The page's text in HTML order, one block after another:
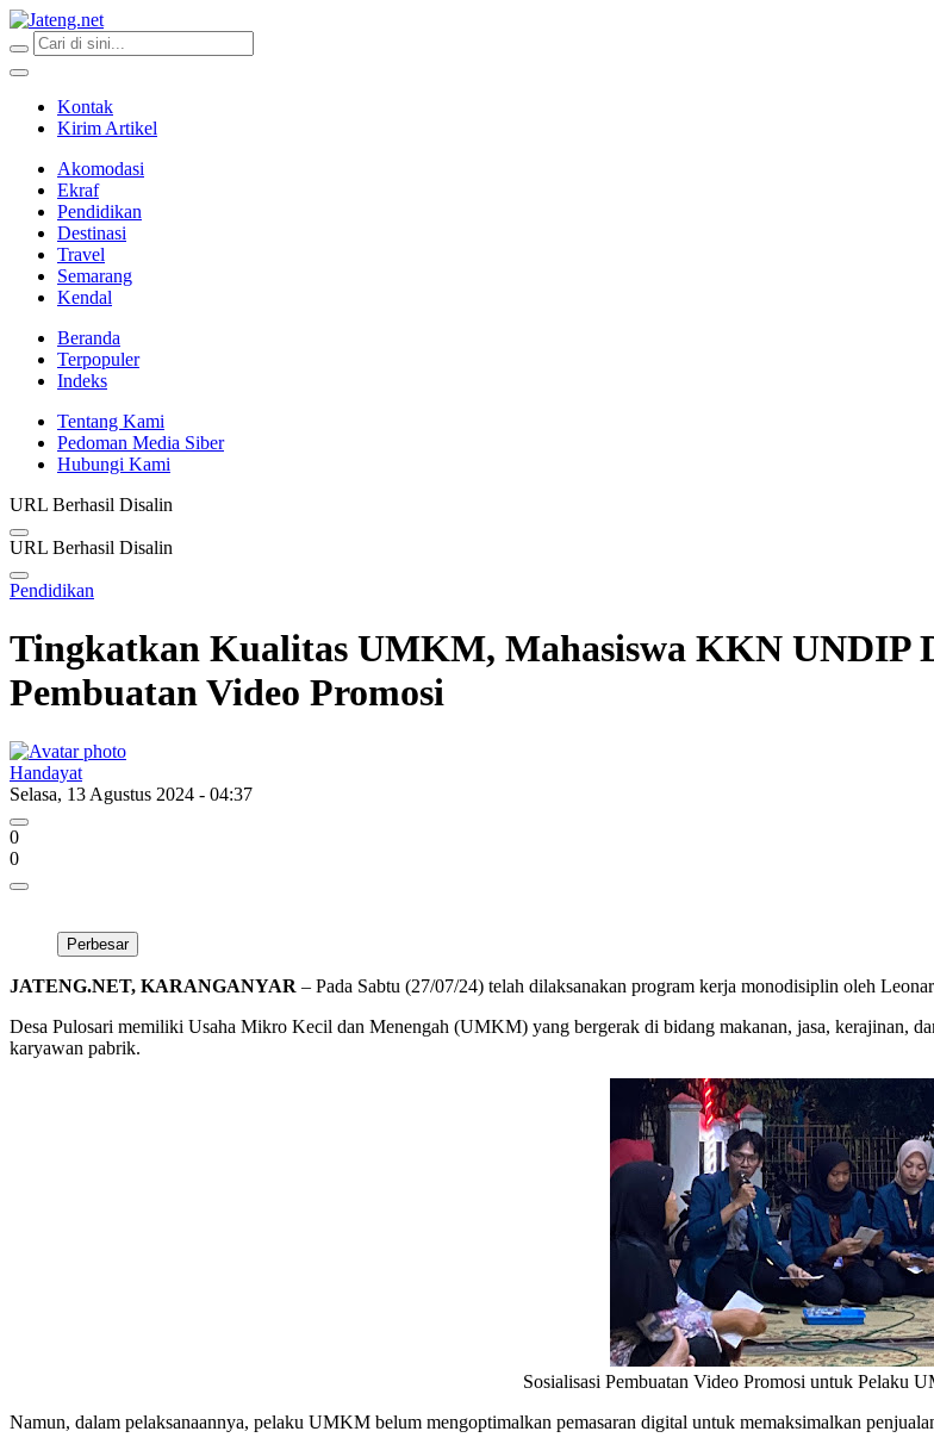
Jateng.net
Portal Media Anak Muda Jawa Tengah
Kontak
Kirim Artikel
Akomodasi
Ekraf
Pendidikan
Destinasi
Travel
Semarang
Kendal
Beranda
Terpopuler
Indeks
Tentang Kami
Pedoman Media Siber
Hubungi Kami
URL Berhasil Disalin
URL Berhasil Disalin
Pendidikan
Tingkatkan Kualitas UMKM, Mahasiswa KKN UNDIP
Pembuatan Video Promosi
Handayat
Selasa, 13 Agustus 2024 - 04:37
0
0
Perbesar
JATENG.NET, KARANGANYAR – Pada Sabtu (27/07/24) telah dilaksanakan program kerja monodisiplin oleh
Desa Pulosari memiliki Usaha Mikro Kecil dan Menengah (UMKM) yang bergerak di bidang makanan, jasa, kerajinan,
karyawan pabrik.
Sosialisasi Pembuatan Video Promosi untuk Pelaku
Namun, dalam pelaksanaannya, pelaku UMKM belum mengoptimalkan pemasaran digital untuk memaksimalkan